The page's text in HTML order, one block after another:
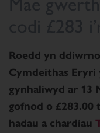
Roedd yn
Cymdeithas Eryri
gynhaliwyd ar 13
gofnod o
hadau a chardiau